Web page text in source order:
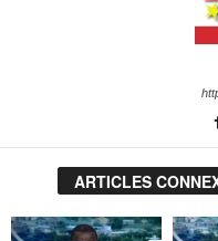
ARTICLES